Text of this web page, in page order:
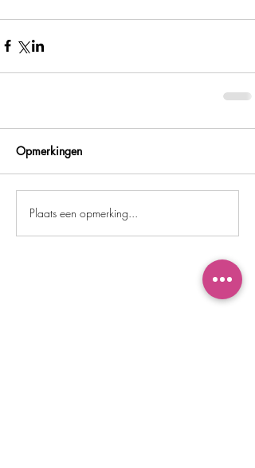
Opmerkingen
Plaats een opmerking...